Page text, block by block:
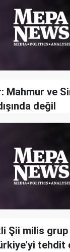
Mahmur ve
değil
Şii milis grup
tehdit